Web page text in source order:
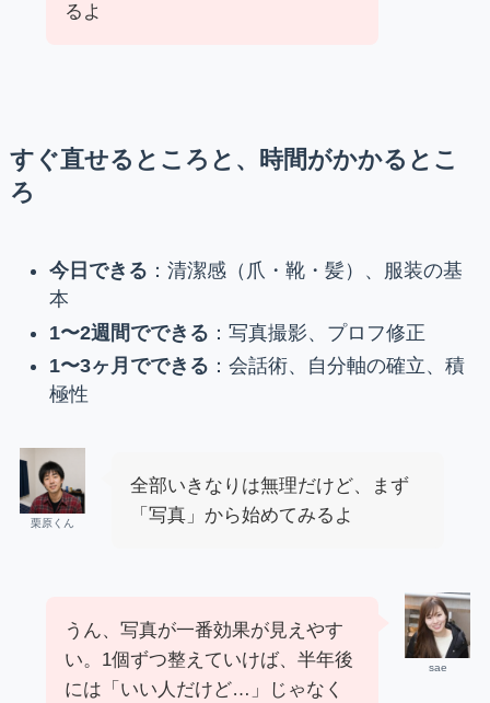
るよ
すぐ直せるところと、時間がかかるとこ
ろ
今日できる ：清潔感（爪・靴・髪）、服装の基
本
1〜2週間でできる ：写真撮影、プロフ修正
1〜3ヶ月でできる ：会話術、自分軸の確立、積
極性
栗原くん
全部いきなりは無理だけど、まず
「写真」から始めてみるよ
sae
うん、写真が一番効果が見えやす
い。1個ずつ整えていけば、半年後
には「いい人だけど…」じゃなく